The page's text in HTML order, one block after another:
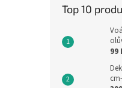
Top 10
99